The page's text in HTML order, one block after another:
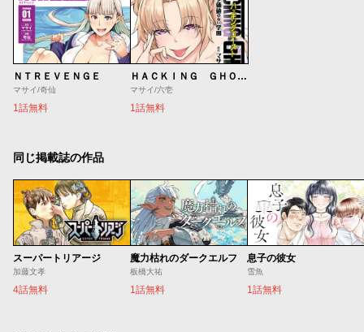
ＮＴＲＥＶＥＮＧＥ
マサイ/奇仙
1話無料
ＨＡＣＫＩＮＧ ＧＨＯＳＴ カラダにしか価値のない学園
マサイ/六壱
1話無料
同じ掲載誌の作品
スーパートリアージ
加藤文孝
4話無料
魔力枯れのダークエルフ
板橋大祐
1話無料
息子の彼女
雪魚
1話無料